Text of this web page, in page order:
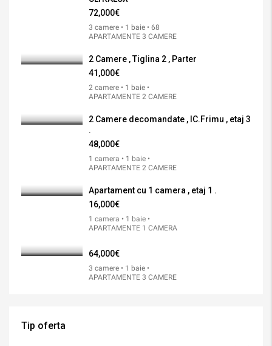
72,000€
3 camere • 1 baie • 68
APARTAMENTE 3 CAMERE
2 Camere , Tiglina 2 , Parter
41,000€
2 camere • 1 baie •
APARTAMENTE 2 CAMERE
2 Camere decomandate , IC.Frimu , etaj 3
.
48,000€
1 camera • 1 baie •
APARTAMENTE 2 CAMERE
Apartament cu 1 camera , etaj 1 .
16,000€
1 camera • 1 baie •
APARTAMENTE 1 CAMERA
64,000€
3 camere • 1 baie •
APARTAMENTE 3 CAMERE
Tip oferta